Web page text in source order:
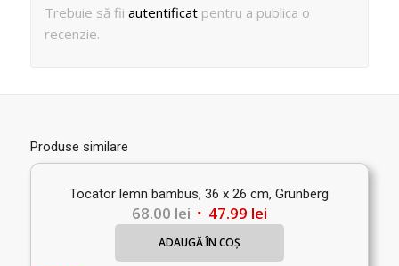
Trebuie să fii autentificatpentru a publica o
recenzie.
Produse similare
Tocator lemn bambus, 36 x 26 cm, Grunberg
68.00lei Prețul
inițial
47.99 leiPrețul
curent
este:
ADAUGĂ ÎN COȘ